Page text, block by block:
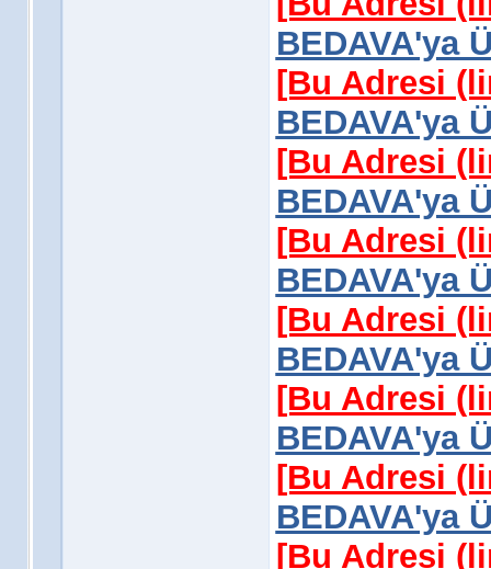
BEDAVA'ya
[Bu Adresi
BEDAVA'ya
[Bu Adresi
BEDAVA'ya
[Bu Adresi
BEDAVA'ya
[Bu Adresi
BEDAVA'ya
[Bu Adresi
BEDAVA'ya
[Bu Adresi
BEDAVA'ya
[Bu Adresi